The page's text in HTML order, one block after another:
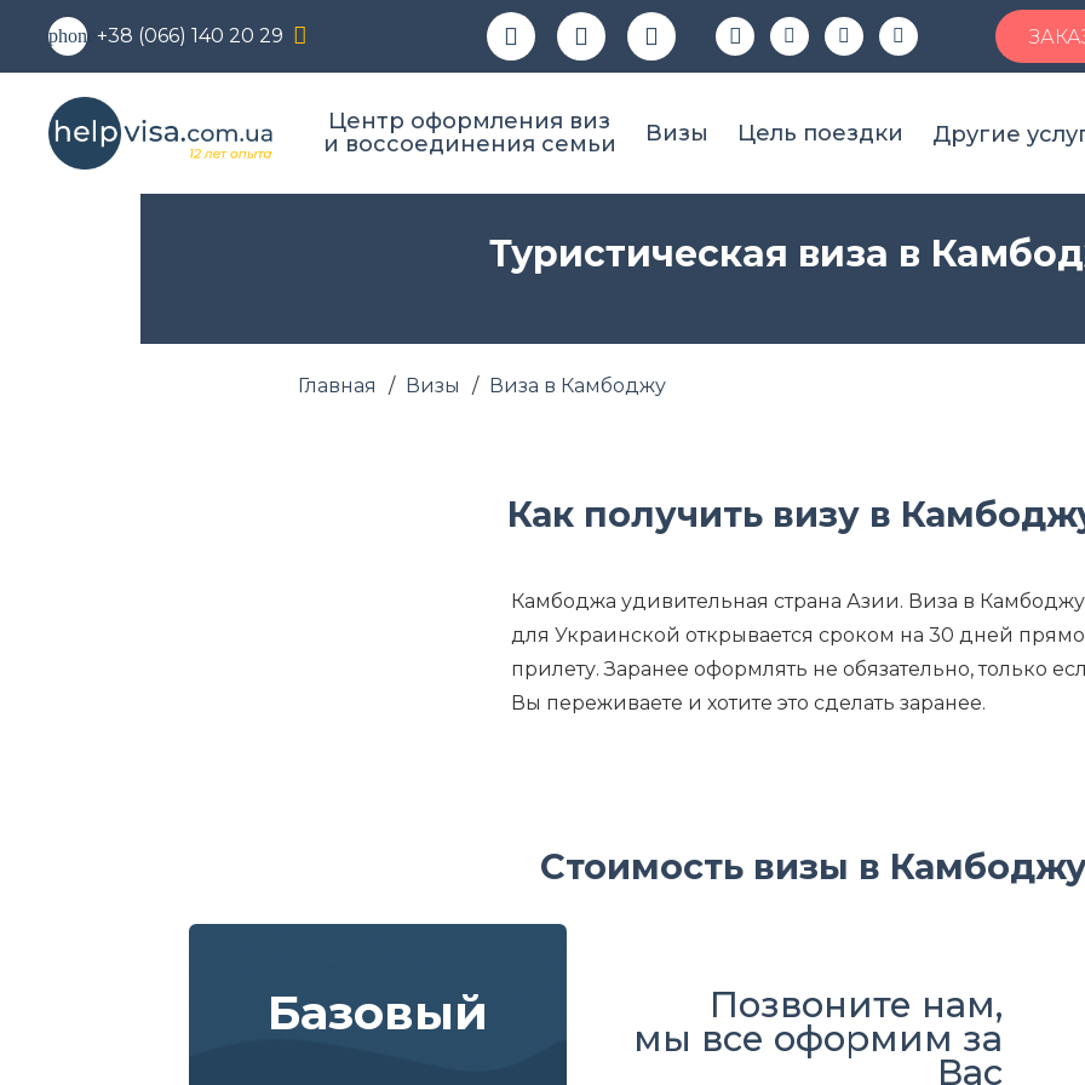
phone +38 (066) 140 20 29
Центр оформления виз
и воссоединения семьи
Визы Цель поездки Другие
Туристическая виза в
Главная / Визы / Виза в Камбоджу
Как получить визу в
Камбоджа удивительная страна Азии. Виза в Камбоджу
для Украинской открывается сроком на 30 дней
прилету.Заранее оформлять не обязательно, только
Вы переживаете и хотите это сделать заранее.
Стоимость визы в
Базовый
Позвоните нам,
мы все оформим за
Вас